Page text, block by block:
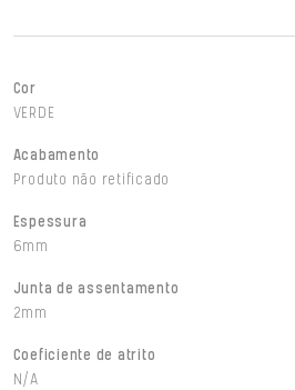
Cor
VERDE
Acabamento
Produto não retificado
Espessura
6mm
Junta de assentamento
2mm
Coeficiente de atrito
N/A